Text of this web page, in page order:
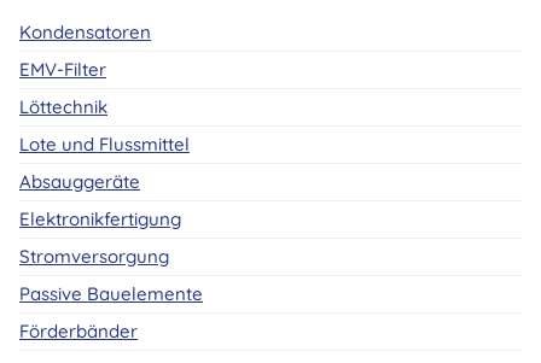
Kondensatoren
EMV-Filter
Löttechnik
Lote und Flussmittel
Absauggeräte
Elektronikfertigung
Stromversorgung
Passive Bauelemente
Förderbänder